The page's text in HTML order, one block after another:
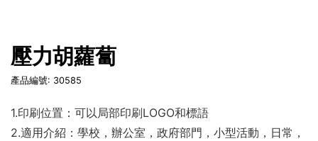
壓力胡蘿蔔
產品編號: 30585
1.印刷位置：可以局部印刷LOGO和標語
2.適用介紹：學校，辦公室，政府部門，小型活動，日常，